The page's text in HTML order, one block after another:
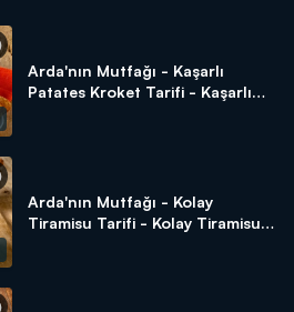
Arda'nın Mutfağı - Kaşarlı
Patates Kroket Tarifi - Kaşarlı
Arda'nın Mutfağı - Kolay
Tiramisu Tarifi - Kolay Tiramisu